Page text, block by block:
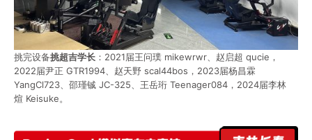
挑完设备挑超吉学长 ：2021届王问璞 mikewrwr、赵启超 qucie，
2022届尹正 GTR1994、赵天野 scal44bos，2023届杨昌霖
YangCl723、邵瑾铖 JC-325、王岳珩 Teenager084，2024届李林
煊 Keisuke。